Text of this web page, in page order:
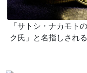
「サトシ・ナカモト
ク氏」と名指しされ